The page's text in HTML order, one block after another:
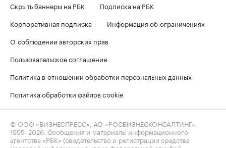
Скрыть баннеры на РБК
Подписка на РБК
Корпоративная подписка
Информация об ограничениях
О соблюдении авторских прав
Пользовательское соглашение
Политика в отношении обработки персональных данных
Политика обработки файлов cookie
© ООО «БИЗНЕСПРЕСС», АО «РОСБИЗНЕСКОНСАЛТИНГ»,
1995–2026. Сообщения и материалы информационного
агентства «РБК» (свидетельство о регистрации средства